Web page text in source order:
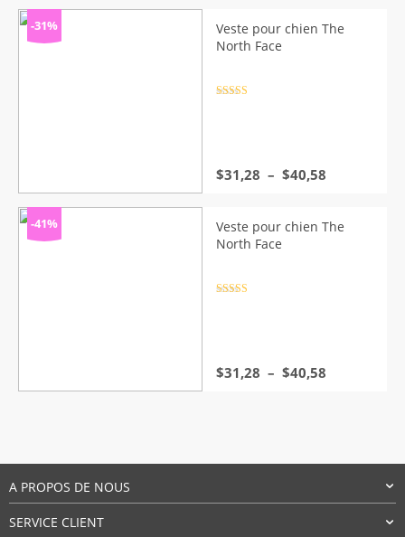
$34,77
-31%
Veste pour chien The
North Face
$31,28 – $40,58
$31,28
-41%
Veste pour chien The
North Face
$31,28 – $40,58
A PROPOS DE NOUS
SERVICE CLIENT